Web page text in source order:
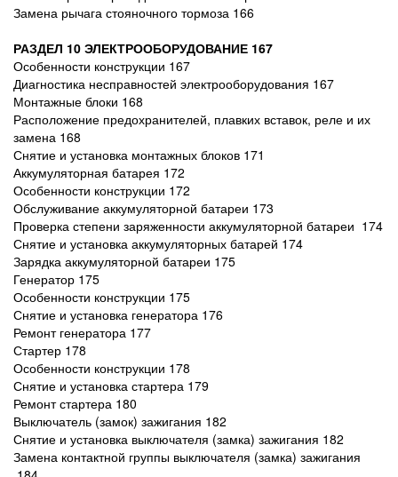
Замена рычага стояночного тормоза 166
РАЗДЕЛ 10 ЭЛЕКТРООБОРУДОВАНИЕ 167
Особенности конструкции 167
Диагностика несправностей электрооборудования 167
Монтажные блоки 168
Расположение предохранителей, плавких вставок, реле и их
замена 168
Снятие и установка монтажных блоков 171
Аккумуляторная батарея 172
Особенности конструкции 172
Обслуживание аккумуляторной батареи 173
Проверка степени заряженности аккумуляторной батареи 174
Снятие и установка аккумуляторных батарей 174
Зарядка аккумуляторной батареи 175
Генератор 175
Особенности конструкции 175
Снятие и установка генератора 176
Ремонт генератора 177
Стартер 178
Особенности конструкции 178
Снятие и установка стартера 179
Ремонт стартера 180
Выключатель (замок) зажигания 182
Снятие и установка выключателя (замка) зажигания 182
Замена контактной группы выключателя (замка) зажигания